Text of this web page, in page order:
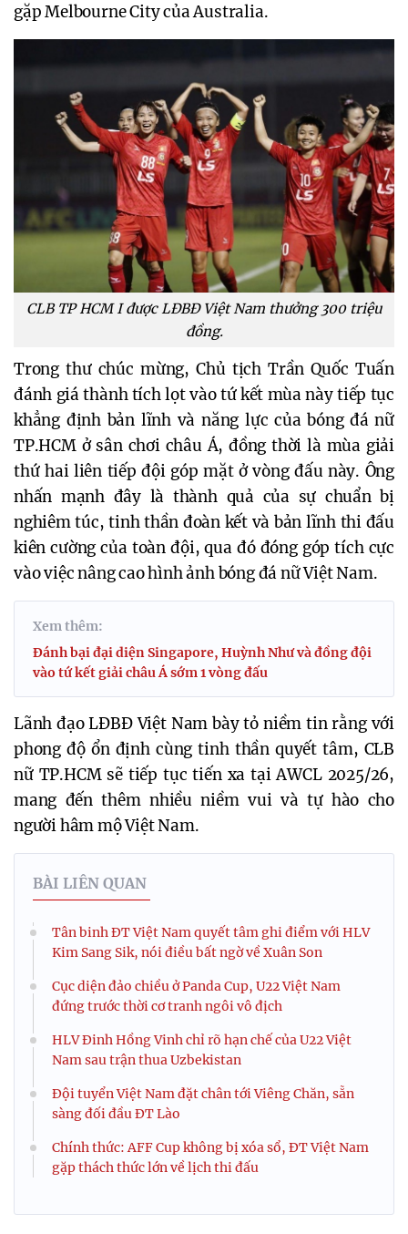
gặp Melbourne City của Australia.
CLB TP HCM I được LĐBĐ Việt Nam thưởng 300 triệu
đồng.
Trong thư chúc mừng, Chủ tịch Trần Quốc Tuấn
đánh giá thành tích lọt vào tứ kết mùa này tiếp tục
khẳng định bản lĩnh và năng lực của bóng đá nữ
TP.HCM ở sân chơi châu Á, đồng thời là mùa giải
thứ hai liên tiếp đội góp mặt ở vòng đấu này. Ông
nhấn mạnh đây là thành quả của sự chuẩn bị
nghiêm túc, tinh thần đoàn kết và bản lĩnh thi đấu
kiên cường của toàn đội, qua đó đóng góp tích cực
vào việc nâng cao hình ảnh bóng đá nữ Việt Nam.
Xem thêm:
Đánh bại đại diện Singapore, Huỳnh Như và đồng đội
vào tứ kết giải châu Á sớm 1 vòng đấu
Lãnh đạo LĐBĐ Việt Nam bày tỏ niềm tin rằng với
phong độ ổn định cùng tinh thần quyết tâm, CLB
nữ TP.HCM sẽ tiếp tục tiến xa tại AWCL 2025/26,
mang đến thêm nhiều niềm vui và tự hào cho
người hâm mộ Việt Nam.
BÀI LIÊN QUAN
Tân binh ĐT Việt Nam quyết tâm ghi điểm với HLV
Kim Sang Sik, nói điều bất ngờ về Xuân Son
Cục diện đảo chiều ở Panda Cup, U22 Việt Nam
đứng trước thời cơ tranh ngôi vô địch
HLV Đinh Hồng Vinh chỉ rõ hạn chế của U22 Việt
Nam sau trận thua Uzbekistan
Đội tuyển Việt Nam đặt chân tới Viêng Chăn, sẵn
sàng đối đầu ĐT Lào
Chính thức: AFF Cup không bị xóa sổ, ĐT Việt Nam
gặp thách thức lớn về lịch thi đấu